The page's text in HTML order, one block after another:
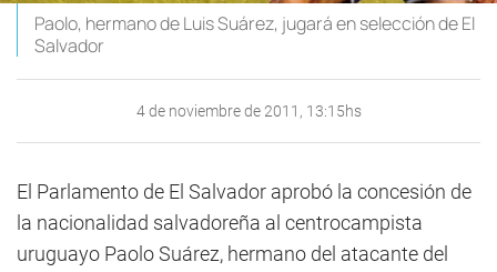
Paolo, hermano de Luis Suárez, jugará en selección de El
Salvador
4 de noviembre de 2011, 13:15hs
El Parlamento de El Salvador aprobó la concesión de
la nacionalidad salvadoreña al centrocampista
uruguayo Paolo Suárez, hermano del atacante del